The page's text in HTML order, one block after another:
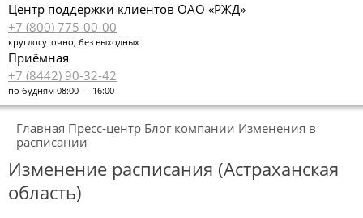
Центр поддержки клиентов ОАО «РЖД»
+7 (800) 775-00-00
круглосуточно, без выходных
Приёмная
+7 (8442) 90-32-42
по будням 08:00 — 16:00
Главная Пресс-центр Блог компании Изменения в
расписании
Изменение расписания (Астраханская
область)